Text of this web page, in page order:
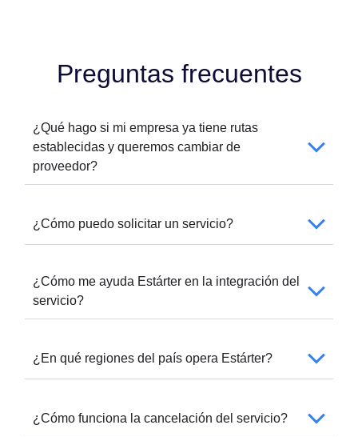
Preguntas frecuentes
¿Qué hago si mi empresa ya tiene rutas
establecidas y queremos cambiar de
proveedor?
¿Cómo puedo solicitar un servicio?
¿Cómo me ayuda Estárter en la integración del
servicio?
¿En qué regiones del país opera Estárter?
¿Cómo funciona la cancelación del servicio?